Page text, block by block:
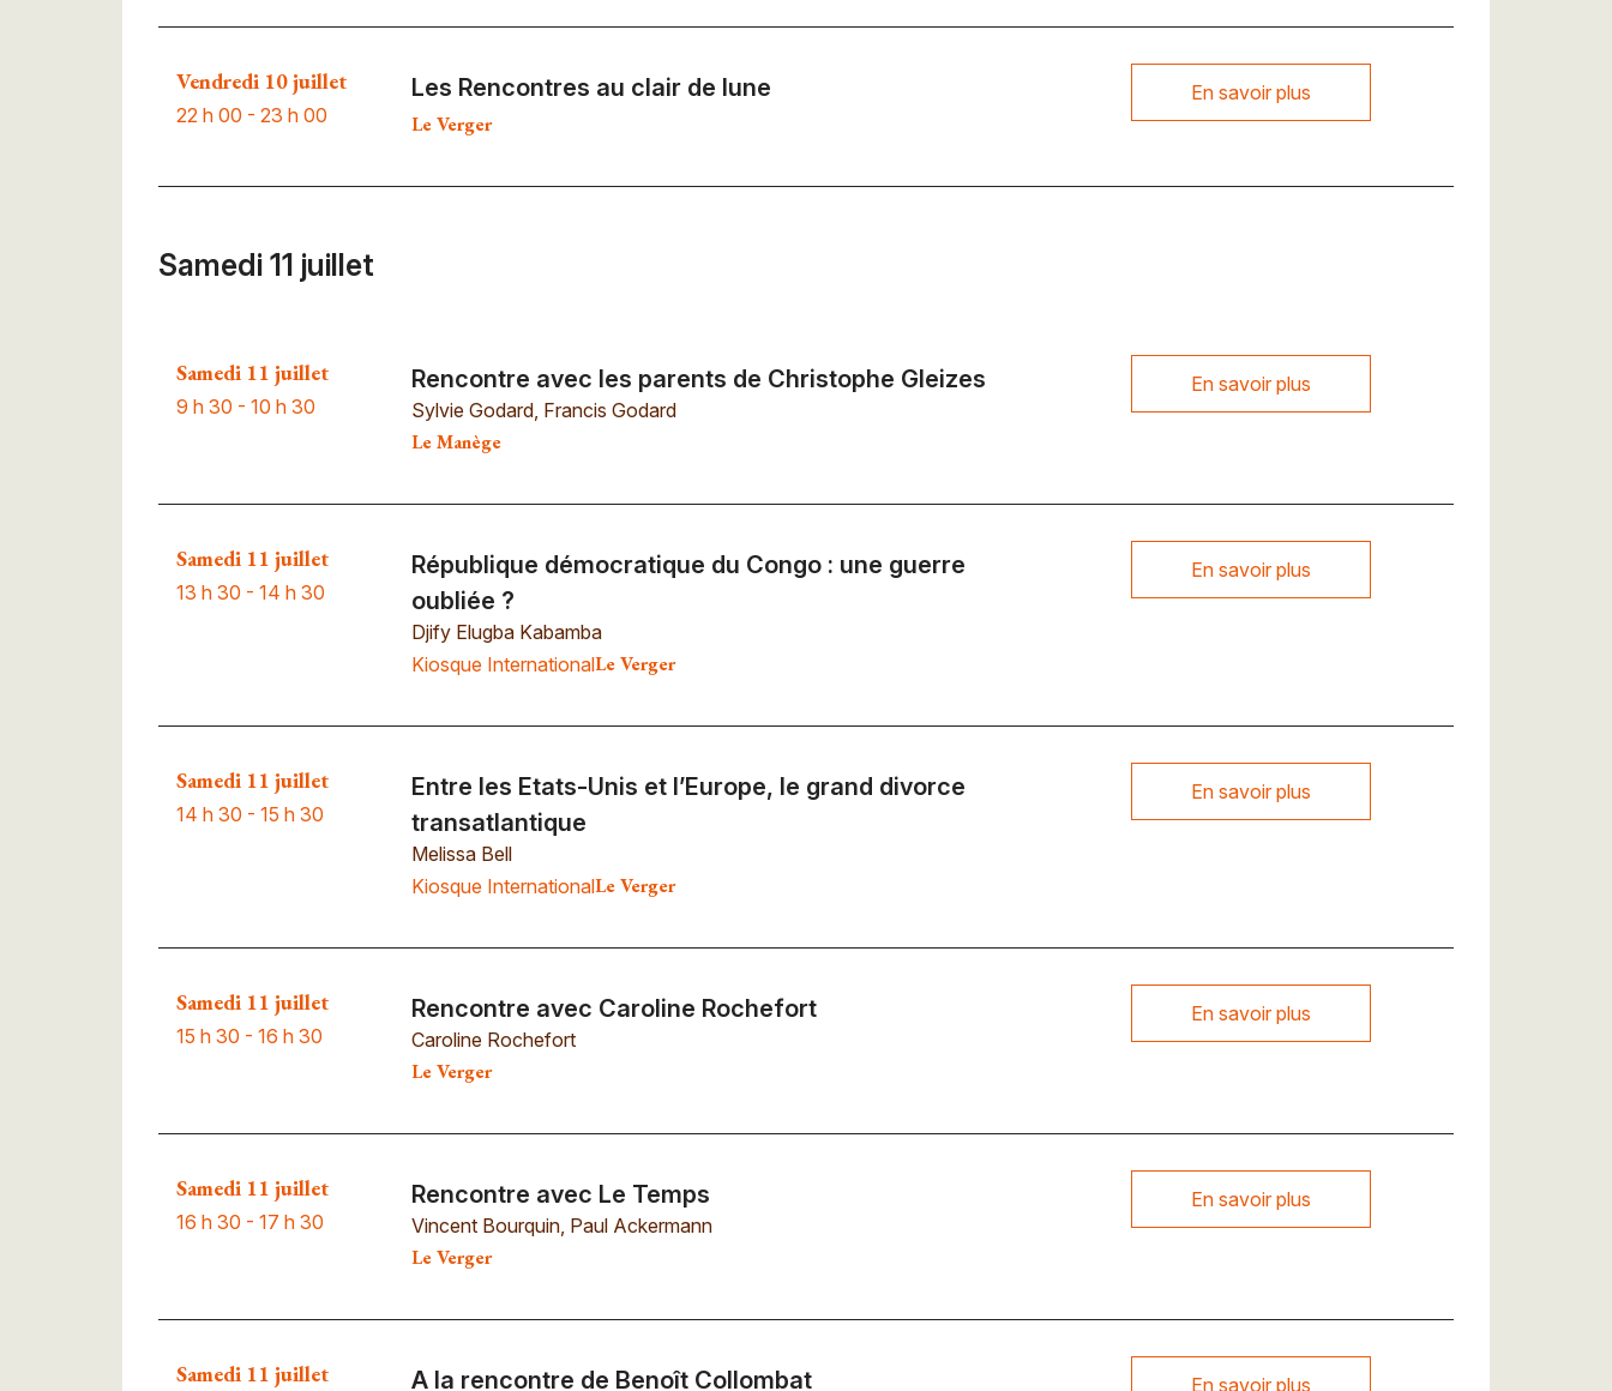
Samedi 11 juillet
Vendredi 10 juillet
22 h 00 - 23 h 00
Les Rencontres au clair de lune
Le Verger
En savoir plus
Samedi 11 juillet
9 h 30 - 10 h 30
Rencontre avec les parents de Christophe Gleizes
Sylvie Godard, Francis Godard
Le Manège
En savoir plus
Samedi 11 juillet
13 h 30 - 14 h 30
République démocratique du Congo : une guerre
oubliée ?
Djify Elugba Kabamba
Kiosque InternationalLe Verger
En savoir plus
Samedi 11 juillet
14 h 30 - 15 h 30
Entre les Etats-Unis et l’Europe, le grand divorce
transatlantique
Melissa Bell
Kiosque InternationalLe Verger
En savoir plus
Samedi 11 juillet
15 h 30 - 16 h 30
Rencontre avec Caroline Rochefort
Caroline Rochefort
Le Verger
En savoir plus
Samedi 11 juillet
16 h 30 - 17 h 30
Rencontre avec Le Temps
Vincent Bourquin, Paul Ackermann
Le Verger
En savoir plus
Samedi 11 juillet A la rencontre de Benoît Collombat En savoir plus